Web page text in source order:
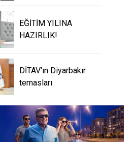
EĞİTİM YILINA
HAZIRLIK!
DİTAV'ın Diyarbakır
temasları